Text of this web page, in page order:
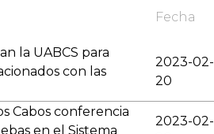
Fecha
la UABCS para
con las
2023-02-
20
Cabos conferencia
en el Sistema
2023-02-